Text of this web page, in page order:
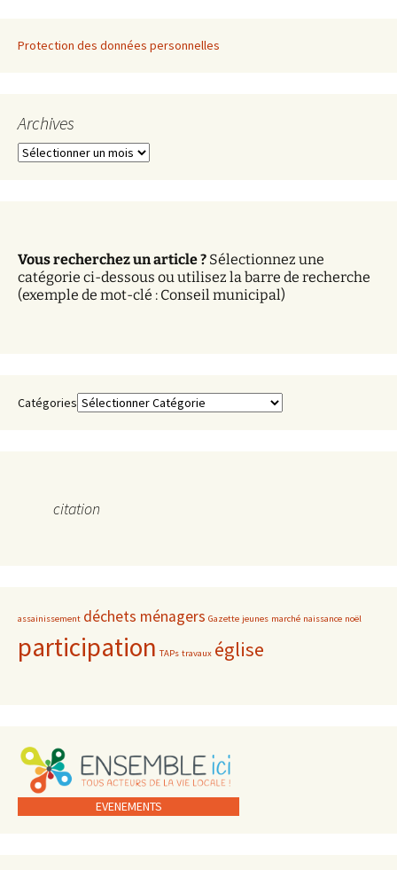
Protection des données personnelles
Archives
A
e
s
Vous recherchez un article ? Sélectionnez une
catégorie ci-dessous ou utilisez la barre de recherche
(exemple de mot-clé : Conseil municipal)
Catégories
citation
assainissement déchets ménagers Gazette jeunes marché naissance noël
participation TAPs travaux église
EVENEMENTS